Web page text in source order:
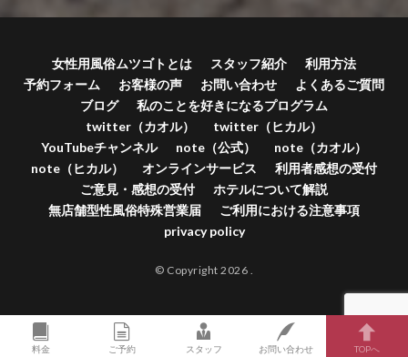
女性用風俗ムツゴトとは スタッフ紹介
利用方法
予約フォーム
お客様の声 お問い合わせ
よくあるご質問
ブログ
私のことを好きになるプログラム
twitter（カオル）
twitter（ヒカル）
YouTubeチャンネル
note（公式）
note（カオル）
note（ヒカル）
オンラインサービス
利用者感想の受付
ご意見・感想の受付
ホテルについて解説
無店舗型性風俗特殊営業届
ご利用における注意事項
privacy policy
© Copyright 2026
料金 ご予約 スタッフ お問い合わせ TOPへ